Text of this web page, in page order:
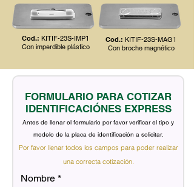
Cod.: KITIF-23S-IMP1
Con imperdible pl​ástico
Cod.: KITIF-23S-MAG1
Con broche magnético
FORMULARIO PARA COTIZAR
IDENTIFICACIÓNES EXPRESS
Antes de llenar el formulario por favor verificar el tipo y
modelo de la placa de identificación a solicitar.
Por favor llenar todos los campos para poder realizar
una correcta cotización.
Nombre